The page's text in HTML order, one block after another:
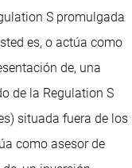
S promulgada
es, o actúa como
de, una
de la Regulation S
situada fuera de los
como asesor de